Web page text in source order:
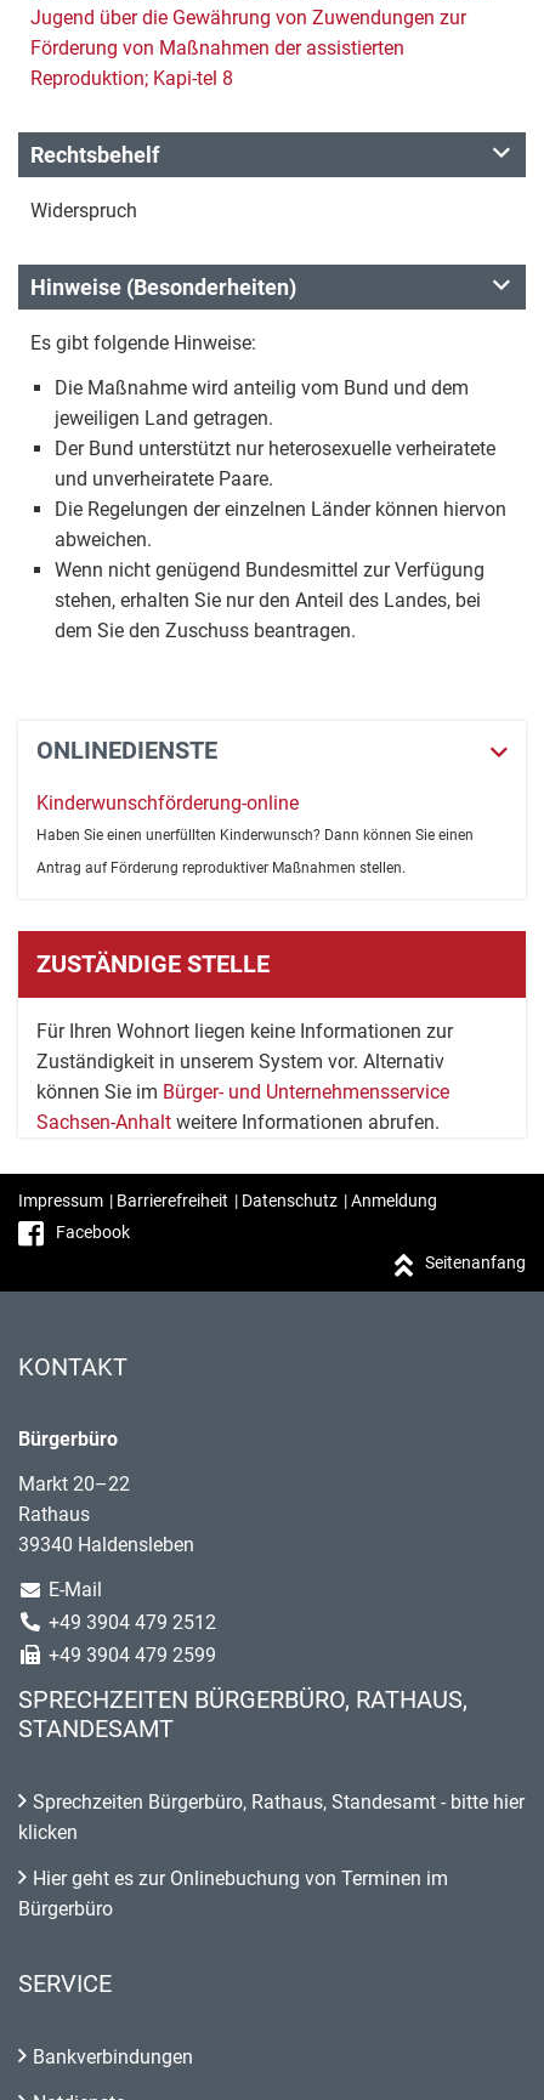
Jugend über die Gewährung von Zuwendungen zur
Förderung von Maßnahmen der assistierten
Reproduktion; Kapi-tel 8
Rechtsbehelf
Widerspruch
Hinweise (Besonderheiten)
Es gibt folgende Hinweise:
Die Maßnahme wird anteilig vom Bund und dem
jeweiligen Land getragen.
Der Bund unterstützt nur heterosexuelle verheiratete
und unverheiratete Paare.
Die Regelungen der einzelnen Länder können hiervon
abweichen.
Wenn nicht genügend Bundesmittel zur Verfügung
stehen, erhalten Sie nur den Anteil des Landes, bei
dem Sie den Zuschuss beantragen.
ONLINEDIENSTE
Kinderwunschförderung-online
Haben Sie einen unerfüllten Kinderwunsch? Dann können Sie einen
Antrag auf Förderung reproduktiver Maßnahmen stellen.
ZUSTÄNDIGE STELLE
Für Ihren Wohnort liegen keine Informationen zur
Zuständigkeit in unserem System vor. Alternativ
können Sie im Bürger- und Unternehmensservice
Sachsen-Anhalt weitere Informationen abrufen.
Impressum | Barrierefreiheit | Datenschutz |Anmeldung
Facebook
Seitenanfang
KONTAKT
Bürgerbüro
Markt 20–22
Rathaus
39340 Haldensleben
E-Mail
+49 3904 479 2512
+49 3904 479 2599
SPRECHZEITEN BÜRGERBÜRO, RATHAUS,
STANDESAMT
Sprechzeiten Bürgerbüro, Rathaus, Standesamt - bitte hier
klicken
Hier geht es zur Onlinebuchung von Terminen im
Bürgerbüro
SERVICE
Bankverbindungen